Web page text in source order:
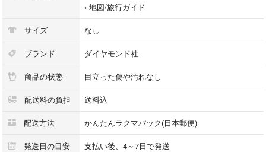
› 地図/旅行ガイド
サイズ なし
ブランド ダイヤモンド社
商品の状態 目立った傷や汚れなし
配送料の負担 送料込
配送方法 かんたんラクマパック(日本郵便)
発送日の目安 支払い後、4～7日で発送